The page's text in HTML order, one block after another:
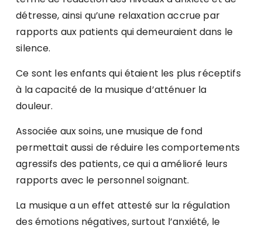
détresse, ainsi qu’une relaxation accrue par
rapports aux patients qui demeuraient dans le
silence.
Ce sont les enfants qui étaient les plus réceptifs
à la capacité de la musique d’atténuer la
douleur.
Associée aux soins, une musique de fond
permettait aussi de réduire les comportements
agressifs des patients, ce qui a amélioré leurs
rapports avec le personnel soignant.
La musique a un effet attesté sur la régulation
des émotions négatives, surtout l’anxiété, le